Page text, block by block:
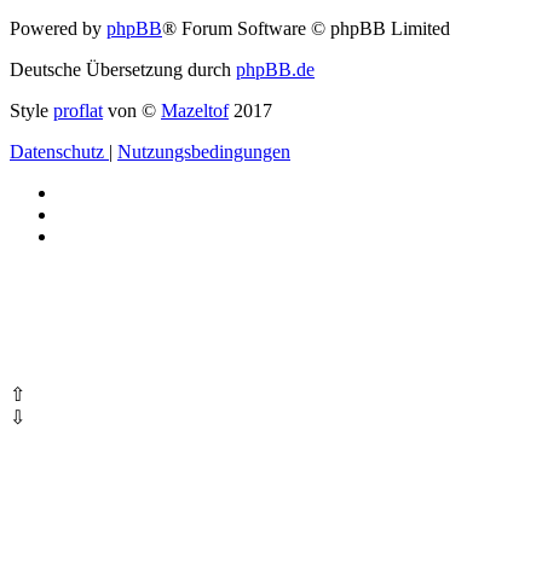
Powered by phpBB® Forum Software © phpBB Limited
Deutsche Übersetzung durch phpBB.de
Style proflat von © Mazeltof2017
Datenschutz | Nutzungsbedingungen
⇧
⇩